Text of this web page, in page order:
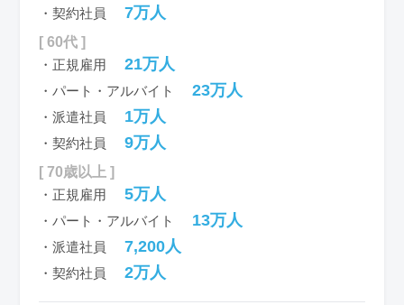
・契約社員 7万人
[ 60代 ]
・正規雇用
21万人
・パート・アルバイト 23万人
・派遣社員 1万人
・契約社員 9万人
[ 70歳以上 ]
・正規雇用
5万人
・パート・アルバイト 13万人
・派遣社員 7,200人
・契約社員 2万人